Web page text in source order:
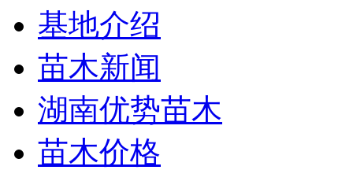
基地介绍
苗木新闻
湖南优势苗木
苗木价格